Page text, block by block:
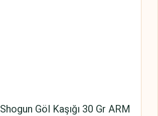
Shogun Göl Kaşığı 30 Gr ARM